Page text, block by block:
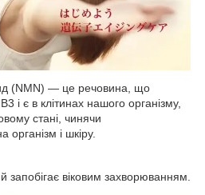
(NMN) — це речовина, що
і є в клітинах нашого організму,
стані, чинячи
і шкіру.
запобігає віковим захворюванням.